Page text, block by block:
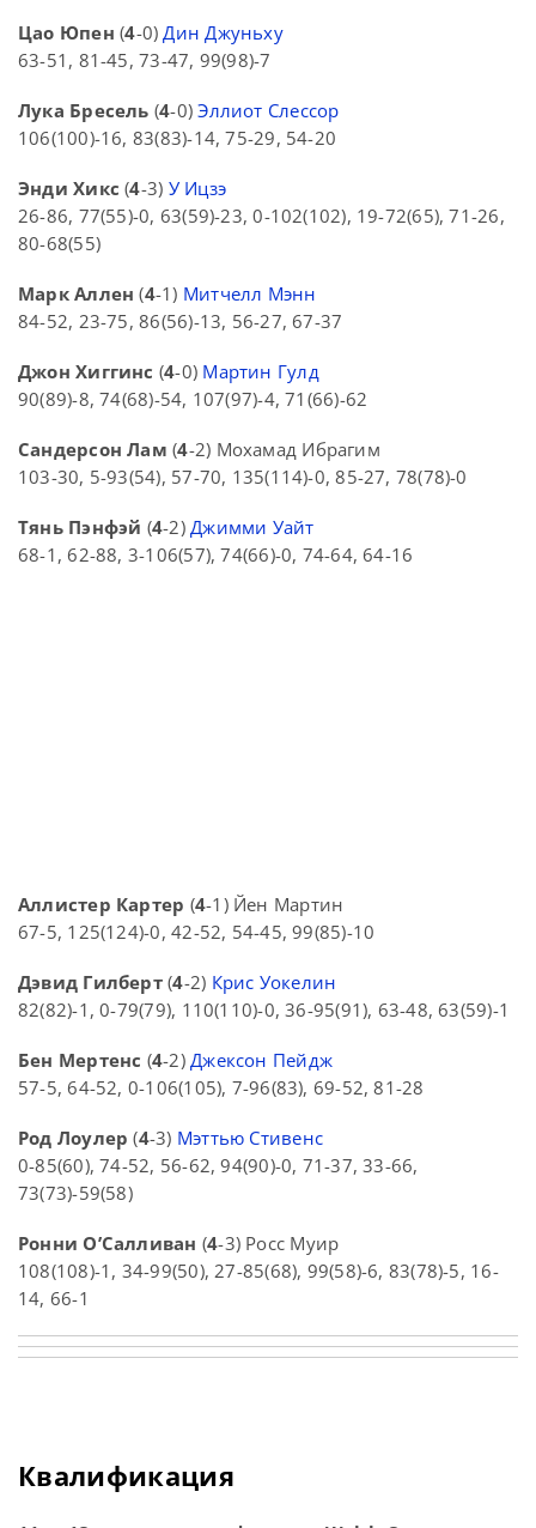
Цао Юпен (4-0)Дин Джуньху
63-51, 81-45, 73-47, 99(98)-7
Лука Бресель (4-0)Эллиот Слессор
106(100)-16, 83(83)-14, 75-29, 54-20
Энди Хикс (4-3) У Ицзэ
26-86, 77(55)-0, 63(59)-23, 0-102(102), 19-72(65), 71-26,
80-68(55)
Марк Аллен (4-1) Митчелл Мэнн
84-52, 23-75, 86(56)-13, 56-27, 67-37
Джон Хиггинс (4-0) Мартин Гулд
90(89)-8, 74(68)-54, 107(97)-4, 71(66)-62
Сандерсон Лам (4-2) Мохамад Ибрагим
103-30, 5-93(54), 57-70, 135(114)-0, 85-27, 78(78)-0
Тянь Пэнфэй (4-2)Джимми Уайт
68-1, 62-88, 3-106(57), 74(66)-0, 74-64, 64-16
Аллистер Картер (4-1) Йен Мартин
67-5, 125(124)-0, 42-52, 54-45, 99(85)-10
Дэвид Гилберт(4-2) Крис Уокелин
82(82)-1, 0-79(79), 110(110)-0, 36-95(91), 63-48, 63(59)-1
Бен Мертенс (4-2)Джексон Пейдж
57-5, 64-52, 0-106(105), 7-96(83), 69-52, 81-28
Род Лоулер (4-3) Мэттью Стивенс
0-85(60), 74-52, 56-62, 94(90)-0, 71-37, 33-66,
73(73)-59(58)
Ронни О’Салливан (4-3) Росс Муир
108(108)-1, 34-99(50), 27-85(68), 99(58)-6, 83(78)-5, 16-
14, 66-1
Квалификация